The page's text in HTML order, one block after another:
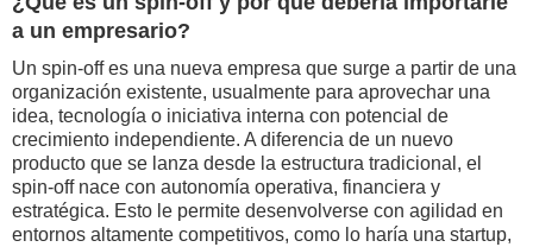
a un empresario?
Un spin-off es una nueva empresa que surge a partir de una
organización existente, usualmente para aprovechar una
idea, tecnología o iniciativa interna con potencial de
crecimiento independiente. A diferencia de un nuevo
producto que se lanza desde la estructura tradicional, el
spin-off nace con autonomía operativa, financiera y
estratégica. Esto le permite desenvolverse con agilidad en
entornos altamente competitivos, como lo haría una startup,